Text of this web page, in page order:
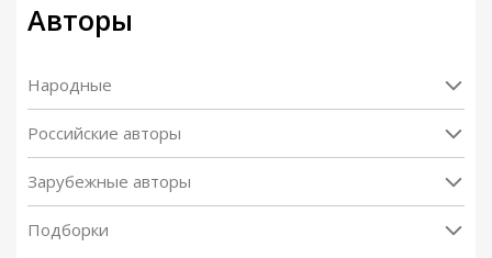
Авторы
Народные
Российские авторы
Зарубежные авторы
Подборки